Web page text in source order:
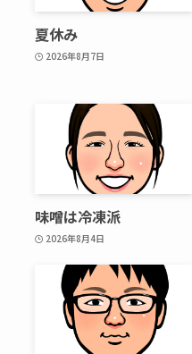
夏休み
2026年8月7日
味噌は冷凍派
2026年8月4日